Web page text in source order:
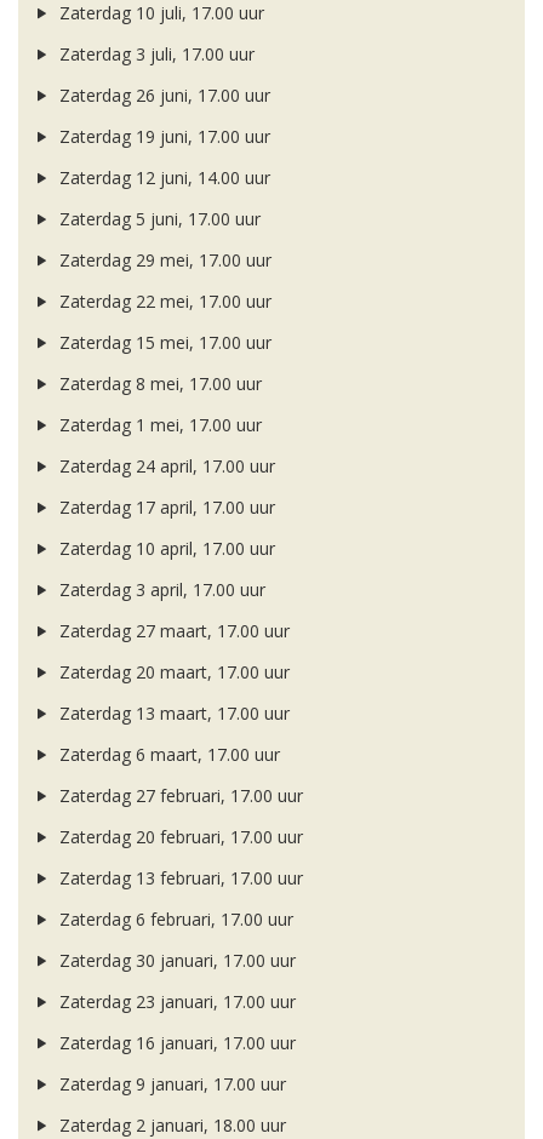
Zaterdag 10 juli, 17.00 uur
Zaterdag 3 juli, 17.00 uur
Zaterdag 26 juni, 17.00 uur
Zaterdag 19 juni, 17.00 uur
Zaterdag 12 juni, 14.00 uur
Zaterdag 5 juni, 17.00 uur
Zaterdag 29 mei, 17.00 uur
Zaterdag 22 mei, 17.00 uur
Zaterdag 15 mei, 17.00 uur
Zaterdag 8 mei, 17.00 uur
Zaterdag 1 mei, 17.00 uur
Zaterdag 24 april, 17.00 uur
Zaterdag 17 april, 17.00 uur
Zaterdag 10 april, 17.00 uur
Zaterdag 3 april, 17.00 uur
Zaterdag 27 maart, 17.00 uur
Zaterdag 20 maart, 17.00 uur
Zaterdag 13 maart, 17.00 uur
Zaterdag 6 maart, 17.00 uur
Zaterdag 27 februari, 17.00 uur
Zaterdag 20 februari, 17.00 uur
Zaterdag 13 februari, 17.00 uur
Zaterdag 6 februari, 17.00 uur
Zaterdag 30 januari, 17.00 uur
Zaterdag 23 januari, 17.00 uur
Zaterdag 16 januari, 17.00 uur
Zaterdag 9 januari, 17.00 uur
Zaterdag 2 januari, 18.00 uur